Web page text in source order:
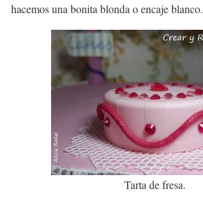
hacemos una bonita blonda o encaje blanco.
Tarta de fresa.